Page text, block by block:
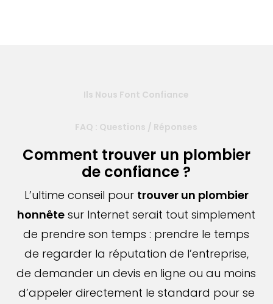
Ils Nous Font Confiance
FAQ : Questions / Réponses
Comment trouver un plombier
de confiance ?
L’ultime conseil pour trouver un plombier
honnête sur Internet serait tout simplement
de prendre son temps : prendre le temps
de regarder la réputation de l’entreprise,
de demander un devis en ligne ou au moins
d’appeler directement le standard pour se